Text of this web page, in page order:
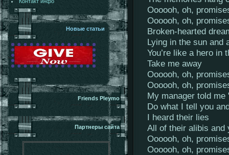
Новые статьи
Friends Pleymo
Партнеры сайта
Oooooh, oh,
Oooooh, oh,
Broken-hearted
Lying in the sun and
You’re like a hero in
Take me away
Oooooh, oh,
Oooooh, oh,
My manager told me
Do what I tell you
I heard their lies
All of their alibis
Oooooh, oh,
Oooooh, oh,